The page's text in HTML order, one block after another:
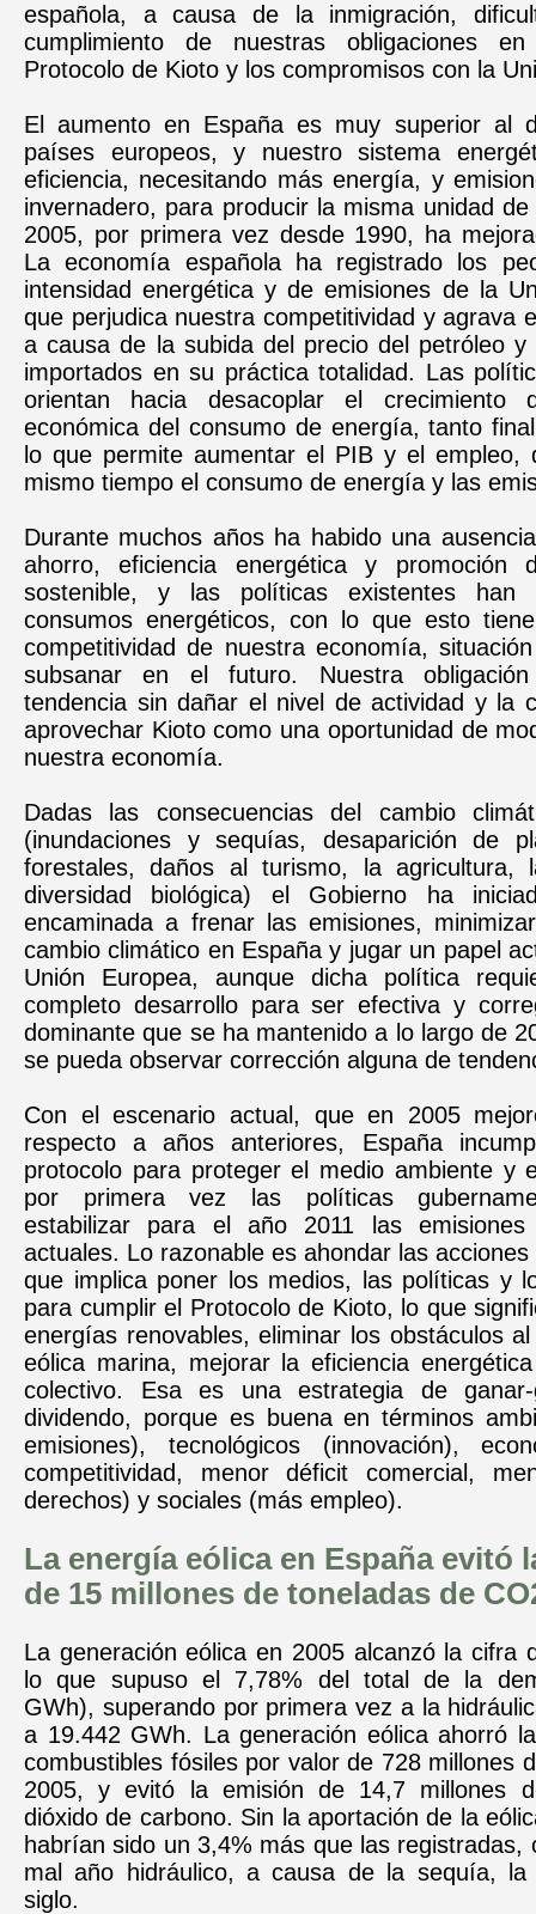
española, a causa de la inmigración,
cumplimiento de nuestras obligaciones
Protocolo de Kioto y los compromisos con la
El aumento en España es muy superior al
países europeos, y nuestro sistema
eficiencia, necesitando más energía, y
invernadero, para producir la misma unidad
2005, por primera vez desde 1990, ha
La economía española ha registrado los
intensidad energética y de emisiones de la
que perjudica nuestra competitividad y agrava
a causa de la subida del precio del petróleo y
importados en su práctica totalidad. Las
orientan hacia desacoplar el crecimiento
económica del consumo de energía, tanto
lo que permite aumentar el PIB y el empleo,
mismo tiempo el consumo de energía y las
Durante muchos años ha habido una
ahorro, eficiencia energética y promoción
sostenible, y las políticas existentes han
consumos energéticos, con lo que esto
competitividad de nuestra economía,
subsanar en el futuro. Nuestra
tendencia sin dañar el nivel de actividad y la
aprovechar Kioto como una oportunidad de
nuestra economía.
Dadas las consecuencias del cambio
(inundaciones y sequías, desaparición de
forestales, daños al turismo, la
diversidad biológica) el Gobierno ha
encaminada a frenar las emisiones,
cambio climático en España y jugar un papel
Unión Europea, aunque dicha política
completo desarrollo para ser efectiva y
dominante que se ha mantenido a lo largo de
se pueda observar corrección alguna de
Con el escenario actual, que en 2005
respecto a años anteriores, España
protocolo para proteger el medio ambiente y
por primera vez las políticas
estabilizar para el año 2011 las
actuales. Lo razonable es ahondar las
que implica poner los medios, las políticas y
para cumplir el Protocolo de Kioto, lo que
energías renovables, eliminar los obstáculos
eólica marina, mejorar la eficiencia
colectivo. Esa es una estrategia de
dividendo, porque es buena en términos
emisiones), tecnológicos (innovación),
competitividad, menor déficit comercial,
derechos) y sociales (más empleo).
La energía eólica en España evitó
de 15 millones de toneladas de
La generación eólica en 2005 alcanzó la cifra
lo que supuso el 7,78% del total de la
GWh), superando por primera vez a la
a 19.442 GWh. La generación eólica ahorró
combustibles fósiles por valor de 728 millones
2005, y evitó la emisión de 14,7 millones
dióxido de carbono. Sin la aportación de la
habrían sido un 3,4% más que las registradas,
mal año hidráulico, a causa de la sequía, la
siglo.